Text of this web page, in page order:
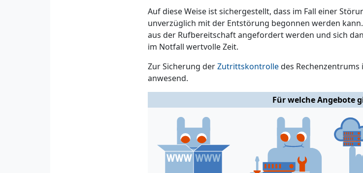
Auf diese Weise ist sichergestellt, dass im Fall einer
unverzüglich mit der Entstörung begonnen werden
aus der Rufbereitschaft angefordert werden und sich
im Notfall wertvolle Zeit.
Zur Sicherung derZutrittskontrolledes Rechenzentrums
anwesend.
Für welche Angebote